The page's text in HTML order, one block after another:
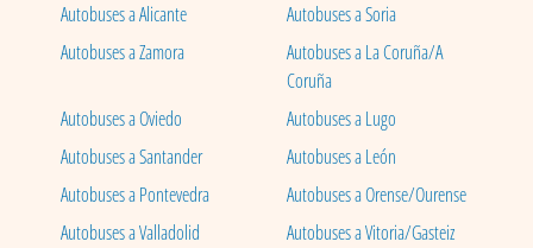
Autobuses a Alicante
Autobuses a Soria
Autobuses a Zamora
Autobuses a La Coruña/A
Coruña
Autobuses a Oviedo
Autobuses a Lugo
Autobuses a Santander
Autobuses a León
Autobuses a Pontevedra
Autobuses a Orense/Ourense
Autobuses a Valladolid
Autobuses a Vitoria/Gasteiz